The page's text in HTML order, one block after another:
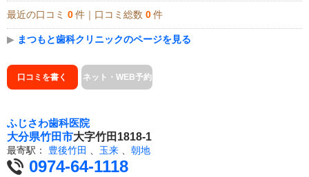
最近の口コミ 0 件｜口コミ総数 0 件
▶ まつもと歯科クリニックのページを見る
口コミを書く ネット・WEB予約
ふじさわ歯科医院
大分県竹田市大字竹田1818-1
最寄駅： 豊後竹田 、 玉来 、 朝地
0974-64-1118